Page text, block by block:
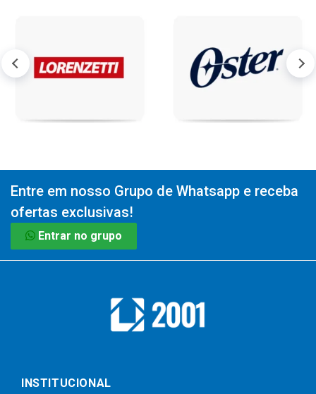
Entre em nosso Grupo de Whatsapp e receba
ofertas exclusivas!
Entrar no grupo
INSTITUCIONAL